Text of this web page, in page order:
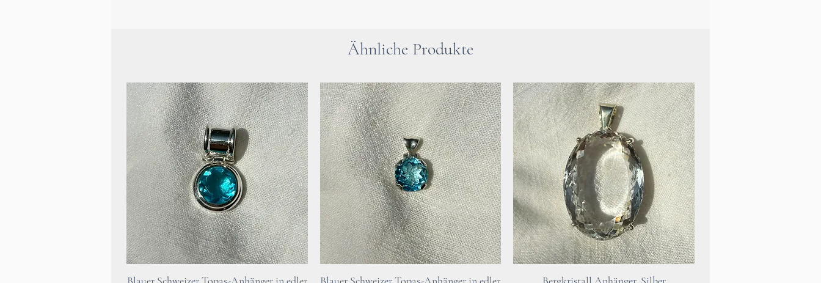
an dieser Stelle zu erwähnen, dass das
Verwenden der Heilsteine keinesfalls den
Besuch beim Arzt oder Therapeuten ersetzt.
Bei gesundheitlichen Problemen solltest du
dringend einen Arzt aufsuchen.
Ähnliche Produkte
Schnellansicht Schnellansicht Schnellansicht